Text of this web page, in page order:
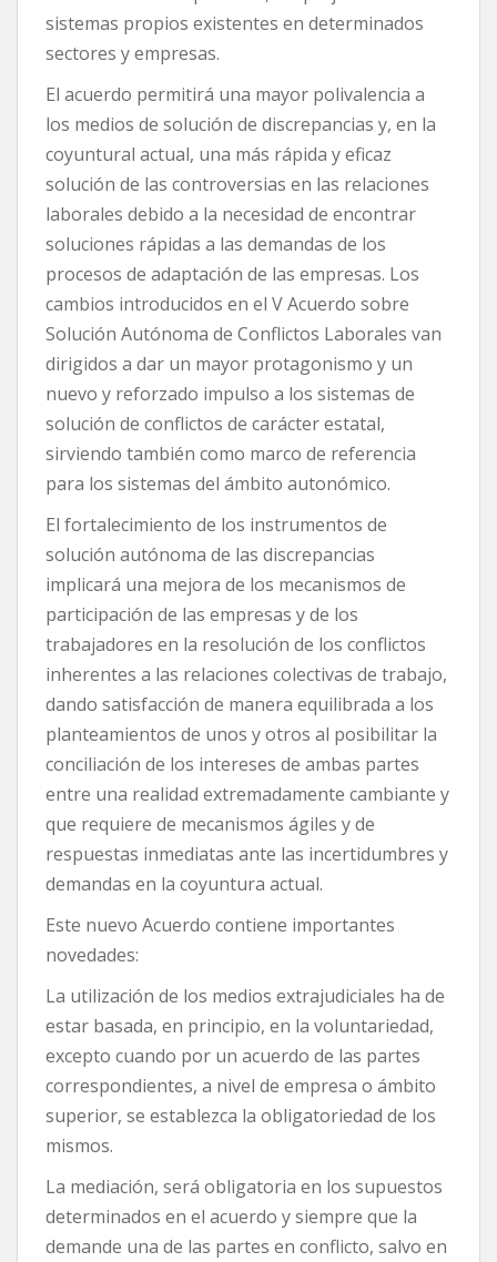
sistemas propios existentes en determinados
sectores y empresas.
El acuerdo permitirá una mayor polivalencia a
los medios de solución de discrepancias y, en la
coyuntural actual, una más rápida y eficaz
solución de las controversias en las relaciones
laborales debido a la necesidad de encontrar
soluciones rápidas a las demandas de los
procesos de adaptación de las empresas. Los
cambios introducidos en el V Acuerdo sobre
Solución Autónoma de Conflictos Laborales van
dirigidos a dar un mayor protagonismo y un
nuevo y reforzado impulso a los sistemas de
solución de conflictos de carácter estatal,
sirviendo también como marco de referencia
para los sistemas del ámbito autonómico.
El fortalecimiento de los instrumentos de
solución autónoma de las discrepancias
implicará una mejora de los mecanismos de
participación de las empresas y de los
trabajadores en la resolución de los conflictos
inherentes a las relaciones colectivas de trabajo,
dando satisfacción de manera equilibrada a los
planteamientos de unos y otros al posibilitar la
conciliación de los intereses de ambas partes
entre una realidad extremadamente cambiante y
que requiere de mecanismos ágiles y de
respuestas inmediatas ante las incertidumbres y
demandas en la coyuntura actual.
Este nuevo Acuerdo contiene importantes
novedades:
La utilización de los medios extrajudiciales ha de
estar basada, en principio, en la voluntariedad,
excepto cuando por un acuerdo de las partes
correspondientes, a nivel de empresa o ámbito
superior, se establezca la obligatoriedad de los
mismos.
La mediación, será obligatoria en los supuestos
determinados en el acuerdo y siempre que la
demande una de las partes en conflicto, salvo en